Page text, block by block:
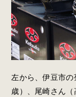
左から、伊豆市の
歳）、尾崎さん（